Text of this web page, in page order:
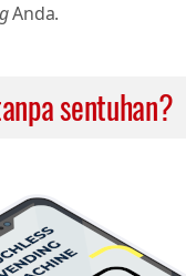
Anda.
sentuhan?